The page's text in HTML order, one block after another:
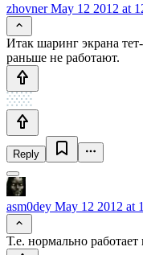
zhovnerMay 12 2012 at
Итак шаринг экрана
раньше не работают.
Reply
asm0dey May 12 2012 at
Т.е. нормально